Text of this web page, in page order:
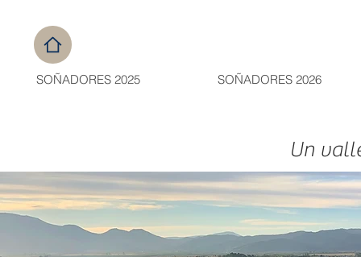
SOÑADORES 2025 SOÑADORES 2026
Un